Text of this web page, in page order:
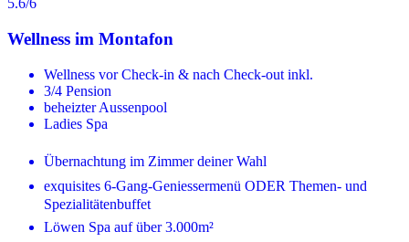
5.6/6
Wellness im Montafon
Wellness vor Check-in & nach Check-out inkl.
3/4 Pension
beheizter Aussenpool
Ladies Spa
Übernachtung im Zimmer deiner Wahl
exquisites 6-Gang-Geniessermenü ODER Themen- und
Spezialitätenbuffet
Löwen Spa auf über 3.000m²